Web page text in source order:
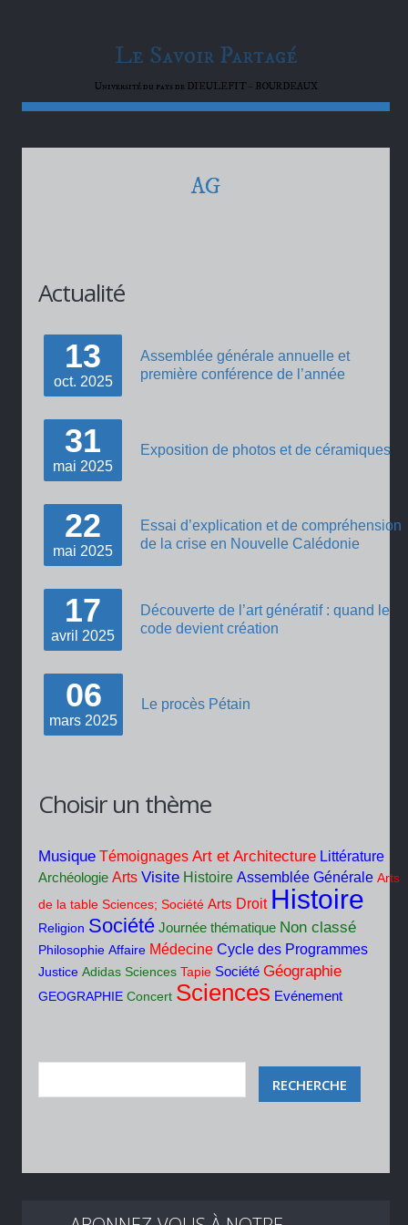
Le Savoir Partagé
Université du pays de DIEULEFIT – BOURDEAUX
AG
Actualité
13
oct. 2025
Assemblée générale annuelle et
première conférence de l’année
31
mai 2025
Exposition de photos et de céramiques
22
mai 2025
Essai d’explication et de compréhension
de la crise en Nouvelle Calédonie
17
avril 2025
Découverte de l’art génératif : quand le
code devient création
06
mars 2025
Le procès Pétain
Choisir un thème
Musique Témoignages Art et Architecture Littérature
Archéologie Arts Visite Histoire Assemblée Générale Arts
de la table Sciences; Société Arts Droit Histoire
Religion Société Journée thématique Non classé
Philosophie Affaire Médecine Cycle des Programmes
Justice Adidas Sciences Tapie Société Géographie
GEOGRAPHIE Concert Sciences Evénement